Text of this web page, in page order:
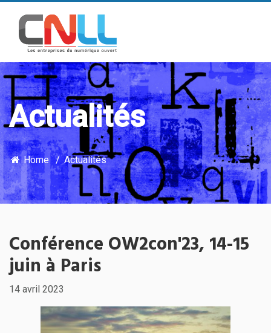
Actualités
Home Actualités
Conférence OW2con'23, 14-15
juin à Paris
14 avril 2023